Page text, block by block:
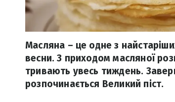
Масляна – це одне з
весни. З приходом масляної
тривають увесь тиждень.
розпочинається Великий піст.